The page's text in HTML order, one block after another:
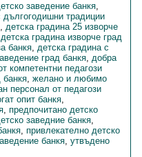
заведение банкя,
дългогодишни традиции
, детска градина 25 изворче
детска градина изворче град
банкя, детска градина с
град банкя, добра
компетентни педагози
банкя, желано и любимо
персонал от педагози
опит банкя,
, предпочитано детско
заведние банкя,
, привлекателно детско
банкя, утвъдено